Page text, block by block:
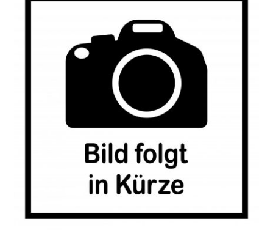
Vertrag widerrufen
Widerrufsbelehrung